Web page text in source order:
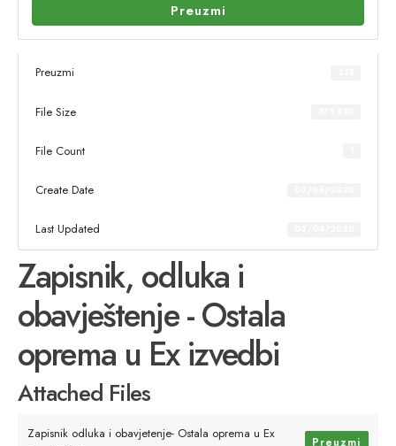
Preuzmi
Preuzmi
File Size
File Count
Create Date
Last Updated
Zapisnik, odluka i
obavještenje - Ostala
oprema u Ex izvedbi
Attached Files
Zapisnik odluka i obavjetenje- Ostala oprema u Ex